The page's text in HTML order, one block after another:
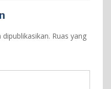
Ruas yang